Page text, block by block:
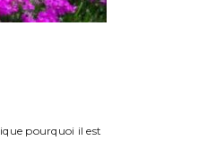
pourquoi il est